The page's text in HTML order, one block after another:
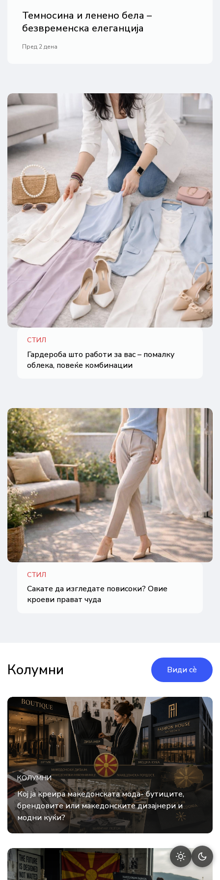
Темносина и ленено бела –
безвременска елеганција
Пред 2 дена
СТИЛ
Гардероба што работи за вас – помалку
облека, повеќе комбинации
СТИЛ
Сакате да изгледате повисоки? Овие
кроеви прават чуда
Колумни Види сè
КОЛУМНИ
Кој ја креира македонската мода- бутиците,
брендовите или македонските дизајнери и
модни куќи?